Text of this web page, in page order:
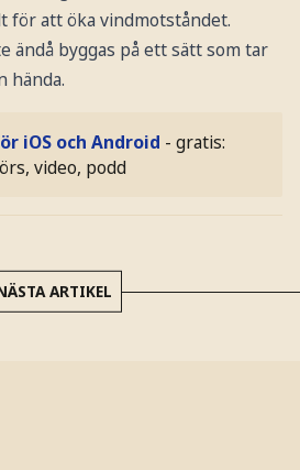
för att öka vindmotståndet.
ändå byggas på ett sätt som tar
hända.
iOS och Android - gratis:
video, podd
ARTIKEL